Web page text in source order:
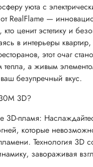
уюта с
RealFlame —
ценит эстетику и
в интерьеры
этот очаг
тепла, а живым
безупречный вкус.
3D?
3D-пламя:
которые
Технология 3D
завораживая